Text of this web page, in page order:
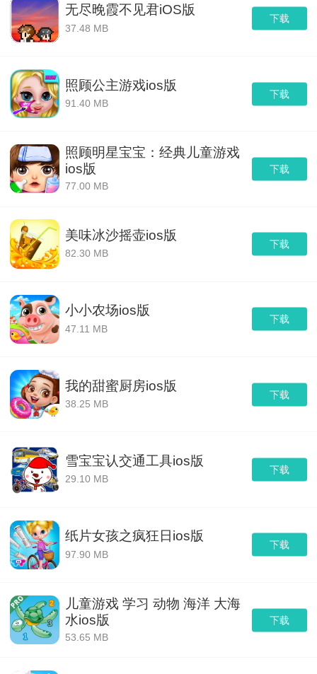
下载
无尽晚霞不见君iOS版
37.48 MB
下载
照顾公主游戏ios版
91.40 MB
下载
照顾明星宝宝：经典儿童游戏
ios版
77.00 MB
下载
美味冰沙摇壶ios版
82.30 MB
下载
小小农场ios版
47.11 MB
下载
我的甜蜜厨房ios版
38.25 MB
下载
雪宝宝认交通工具ios版
29.10 MB
下载
纸片女孩之疯狂日ios版
97.90 MB
下载
儿童游戏 学习 动物 海洋 大海
水ios版
53.65 MB